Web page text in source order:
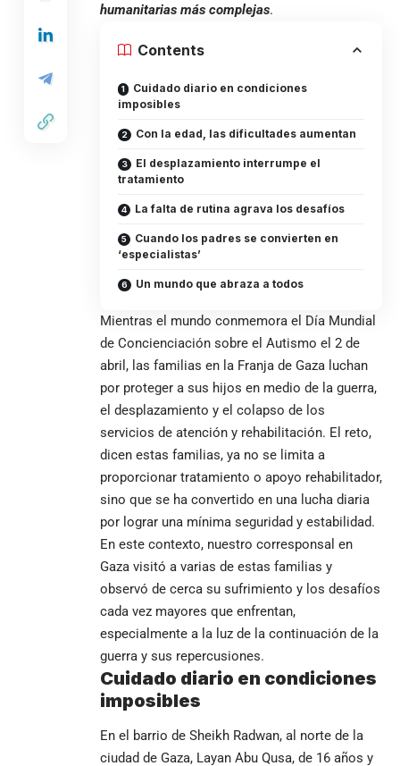
humanitarias más complejas.
Contents
Cuidado diario en condiciones
imposibles
Con la edad, las dificultades aumentan
El desplazamiento interrumpe el
tratamiento
La falta de rutina agrava los desafíos
Cuando los padres se convierten en
‘especialistas’
Un mundo que abraza a todos
Mientras el mundo conmemora el Día Mundial
de Concienciación sobre el Autismo el 2 de
abril, las familias en la Franja de Gaza luchan
por proteger a sus hijos en medio de la guerra,
el desplazamiento y el colapso de los
servicios de atención y rehabilitación. El reto,
dicen estas familias, ya no se limita a
proporcionar tratamiento o apoyo rehabilitador,
sino que se ha convertido en una lucha diaria
por lograr una mínima seguridad y estabilidad.
En este contexto, nuestro corresponsal en
Gaza visitó a varias de estas familias y
observó de cerca su sufrimiento y los desafíos
cada vez mayores que enfrentan,
especialmente a la luz de la continuación de la
guerra y sus repercusiones.
Cuidado diario en condiciones
imposibles
En el barrio de Sheikh Radwan, al norte de la
ciudad de Gaza, Layan Abu Qusa, de 16 años y